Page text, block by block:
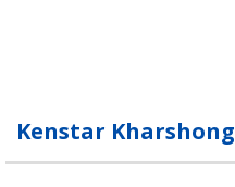
Kenstar Kharshong